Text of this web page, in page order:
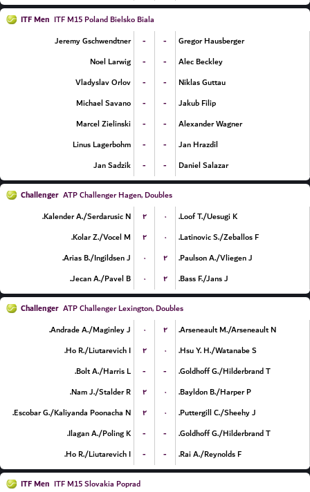
ITF Men ITF M15 Poland Bielsko Biala
Jeremy Gschwendtner
- -
Gregor Hausberger
Noel Larwig
- -
Alec Beckley
Vladyslav Orlov
- -
Niklas Guttau
Michael Savano
- -
Jakub Filip
Marcel Zielinski
- -
Alexander Wagner
Linus Lagerbohm
- -
Jan Hrazdil
Jan Sadzik
- - Daniel Salazar
Challenger ATP Challenger Hagen, Doubles
Kalender A./Serdarusic N.
۲ ۰
Loof T./Uesugi K.
Kolar Z./Vocel M.
۲ ۰
Latinovic S./Zeballos F.
Arias B./Ingildsen J.
۰ ۲
Paulson A./Vliegen J.
Jecan A./Pavel B.
۰ ۲ Bass F./Jans J.
Challenger ATP Challenger Lexington, Doubles
Andrade A./Maginley J.
۰ ۲
Arseneault M./Arseneault N.
Ho R./Liutarevich I.
۲ ۰
Hsu Y. H./Watanabe S.
Bolt A./Harris L.
- -
Goldhoff G./Hilderbrand T.
Nam J./Stalder R.
۲ ۰
Bayldon B./Harper P.
Escobar G./Kaliyanda Poonacha N.
۲ ۰
Puttergill C./Sheehy J.
Ilagan A./Poling K.
- -
Goldhoff G./Hilderbrand T.
Ho R./Liutarevich I.
- - Rai A./Reynolds F.
ITF Men ITF M15 Slovakia Poprad